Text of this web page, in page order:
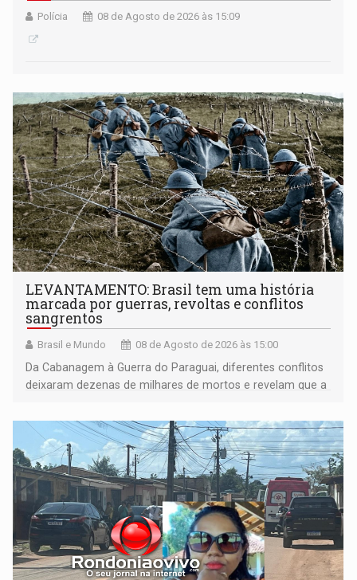
Polícia 08 de Agosto de 2026 às 15:09
LEVANTAMENTO: Brasil tem uma história
marcada por guerras, revoltas e conflitos
sangrentos
Brasil e Mundo 08 de Agosto de 2026 às 15:00
Da Cabanagem à Guerra do Paraguai, diferentes conflitos
deixaram dezenas de milhares de mortos e revelam que a
territoriais e sociais